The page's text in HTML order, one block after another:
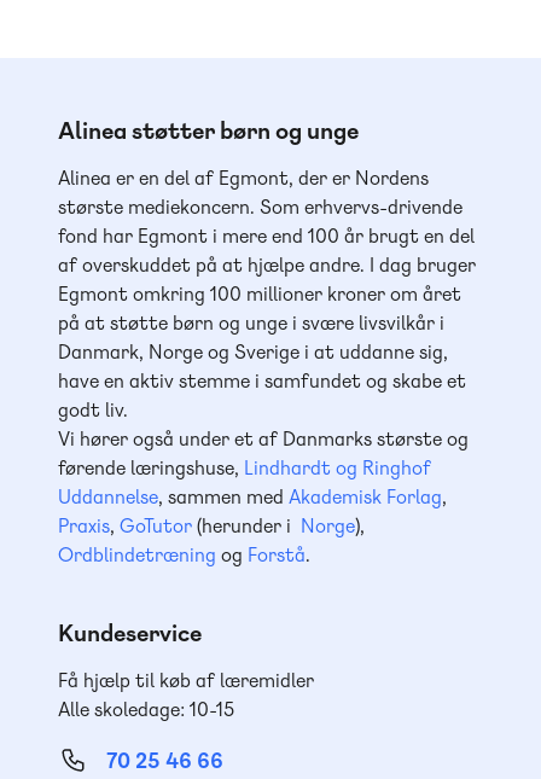
Alinea støtter børn og unge
Alinea er en del af Egmont, der er Nordens
største mediekoncern. Som erhvervs-drivende
fond har Egmont i mere end 100 år brugt en del
af overskuddet på at hjælpe andre. I dag bruger
Egmont omkring 100 millioner kroner om året
på at støtte børn og unge i svære livsvilkår i
Danmark, Norge og Sverige i at uddanne sig,
have en aktiv stemme i samfundet og skabe et
godt liv.
Vi hører også under et af Danmarks største og
førende læringshuse, Lindhardt og Ringhof
Uddannelse, sammen med Akademisk Forlag,
Praxis, GoTutor(herunder i Norge),
Ordblindetræning og Forstå.
Kundeservice
Få hjælp til køb af læremidler
Alle skoledage: 10-15
70 25 46 66